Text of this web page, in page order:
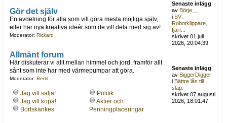
Gör det själv
En avdelning för alla som vill göra mesta möjliga själv,
eller har nya kreativa ideér som de vill dela med sig av!
Moderator: Rickard
Senaste inlägg
avBörje__
iSV:
Robotklippare,
fjärr...
skrivet 01 juli
2026, 20:04:39
Allmänt forum
Här diskuterar vi allt mellan himmel och jord, framför allt
sånt som inte har med värmepumpar att göra.
Moderator: Bertil
Jag vill sälja!
Jag vill köpa!
Bortskänkes
Politik
Aktier och
Penningplaceringar
Senaste inlägg
avBiggerDigger
iBättre lås till
släp.
skrivet 07 augusti
2026, 18:01:47